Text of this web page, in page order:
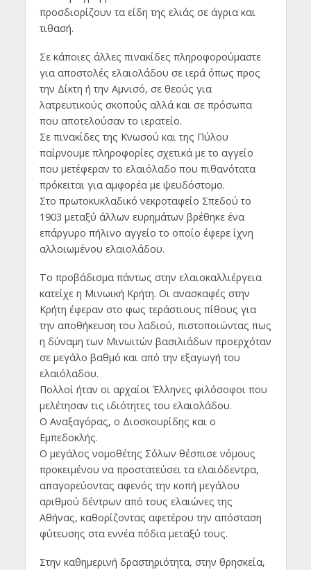
προσδιορίζουν τα είδη της ελιάς σε άγρια και
τιθασή.
Σε κάποιες άλλες πινακίδες πληροφορούμαστε
για αποστολές ελαιολάδου σε ιερά όπως προς
την Δίκτη ή την Αμνισό, σε θεούς για
λατρευτικούς σκοπούς αλλά και σε πρόσωπα
που αποτελούσαν το ιερατείο.
Σε πινακίδες της Κνωσού και της Πύλου
παίρνουμε πληροφορίες σχετικά με το αγγείο
που μετέφεραν το ελαιόλαδο που πιθανότατα
πρόκειται για αμφορέα με ψευδόστομο.
Στο πρωτοκυκλαδικό νεκροταφείο Σπεδού το
1903 μεταξύ άλλων ευρημάτων βρέθηκε ένα
επάργυρο πήλινο αγγείο το οποίο έφερε ίχνη
αλλοιωμένου ελαιολάδου.
Το προβάδισμα πάντως στην ελαιοκαλλιέργεια
κατείχε η Μινωική Κρήτη. Οι ανασκαφές στην
Κρήτη έφεραν στο φως τεράστιους πίθους για
την αποθήκευση του λαδιού, πιστοποιώντας πως
η δύναμη των Μινωιτών βασιλιάδων προερχόταν
σε μεγάλο βαθμό και από την εξαγωγή του
ελαιόλαδου.
Πολλοί ήταν οι αρχαίοι Έλληνες φιλόσοφοι που
μελέτησαν τις ιδιότητες του ελαιολάδου.
Ο Αναξαγόρας, ο Διοσκουρίδης και ο
Εμπεδοκλής.
Ο μεγάλος νομοθέτης Σόλων θέσπισε νόμους
προκειμένου να προστατεύσει τα ελαιόδεντρα,
απαγορεύοντας αφενός την κοπή μεγάλου
αριθμού δέντρων από τους ελαιώνες της
Αθήνας, καθορίζοντας αφετέρου την απόσταση
φύτευσης στα εννέα πόδια μεταξύ τους.
Στην καθημερινή δραστηριότητα, στην θρησκεία,